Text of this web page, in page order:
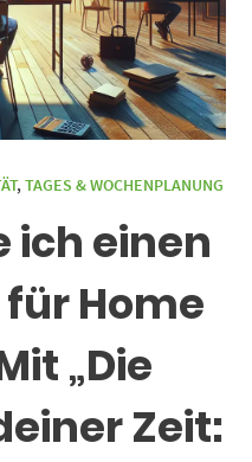
,TAGES & WOCHENPLANUNG
ich einen
Home
„Die
Zeit: